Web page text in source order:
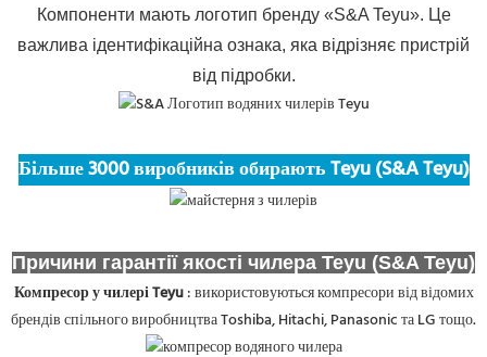
Компоненти мають логотип бренду «S&A Teyu». Це
важлива ідентифікаційна ознака, яка відрізняє пристрій
від підробки.
Більше 3000 виробників обирають Teyu (S&A Teyu)
Причини гарантії якості чилера Teyu (S&A Teyu)
Компресор у чилері Teyu: використовуються компресори від відомих
брендів спільного виробництва Toshiba, Hitachi, Panasonic та LG тощо.